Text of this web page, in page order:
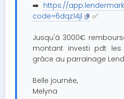
➡️ https://
code=6dqz14jl
✅
Jusqu'à 3000€
montant investi pdt les
grâce au parrainage
Belle journée,
Melyna